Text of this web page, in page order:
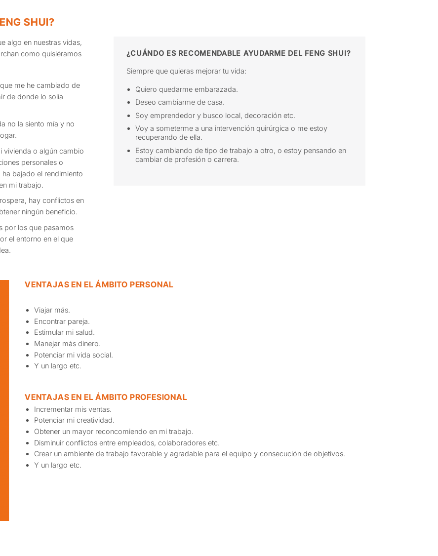
SHUI?
algo en nuestras vidas,
como quisiéramos
me he cambiado de
de donde lo solía
no la siento mía y no
vivienda o algún cambio
personales o
bajado el rendimiento
mi trabajo.
hay conflictos en
ningún beneficio.
por los que pasamos
el entorno en el que
¿CUÁNDO ES RECOMENDABLE AYUDARME DEL FENG SHUI?
Siempre que quieras mejorar tu vida:
Quiero quedarme embarazada.
Deseo cambiarme de casa.
Soy emprendedor y busco local, decoración etc.
Voy a someterme a una intervención quirúrgica o me estoy
recuperando de ella.
Estoy cambiando de tipo de trabajo a otro, o estoy pensando en
cambiar de profesión o carrera.
VENTAJAS EN EL ÁMBITO PERSONAL
Viajar más.
Encontrar pareja.
Estimular mi salud.
Manejar más dinero.
Potenciar mi vida social.
Y un largo etc.
VENTAJAS EN EL ÁMBITO PROFESIONAL
Incrementar mis ventas.
Potenciar mi creatividad.
Obtener un mayor reconcomiendo en mi trabajo.
Disminuir conflictos entre empleados, colaboradores etc.
Crear un ambiente de trabajo favorable y agradable para el equipo y consecución de objetivos.
Y un largo etc.